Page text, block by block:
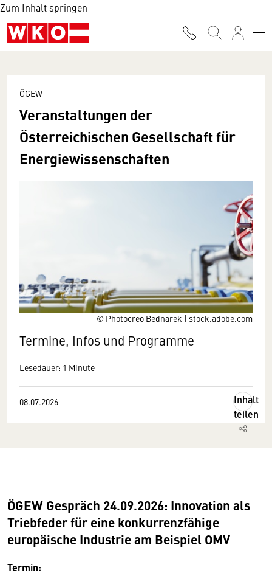
Zum Inhalt springen
© Photocreo Bednarek | stock.adobe.com
ÖGEW
Veranstaltungen der
Österreichischen Gesellschaft für
Energiewissen­schaften
Termine, Infos und Programme
Lesedauer: 1 Minute
08.07.2026
Inhalt
teilen
ÖGEW Gespräch 24.09.2026: Innovation als
Triebfeder für eine konkurrenzfähige
europäische Industrie am Beispiel OMV
Termin: